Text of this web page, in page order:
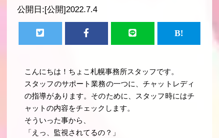
公開日:[公開]2022.7.4
こんにちは！ちょこ札幌事務所スタッフです。
スタッフのサポート業務の一つに、チャットレディ
の指導があります。そのために、スタッフ時にはチ
ャットの内容をチェックします。
そういった事から、
「えっ、監視されてるの？」